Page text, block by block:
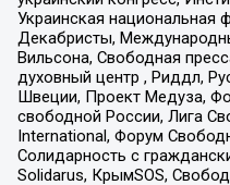
Украинская национальная
Декабристы,
Вильсона, Свободная
духовный центр , Риддл,
Швеции, Проект Медуза,
свободной России, Лига
International, Форум
Солидарность с
Solidarus, КрымSOS,